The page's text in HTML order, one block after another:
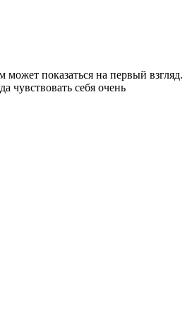
показаться на первый взгляд.
чувствовать себя очень